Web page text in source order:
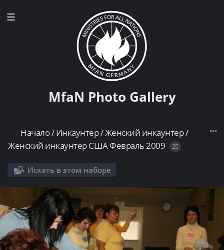
MfaN Photo Gallery
Начало/Инкаунтер/Женский инкаунтер/
Женский инкаунтер США Февраль 2009
25
Искать в этом наборе